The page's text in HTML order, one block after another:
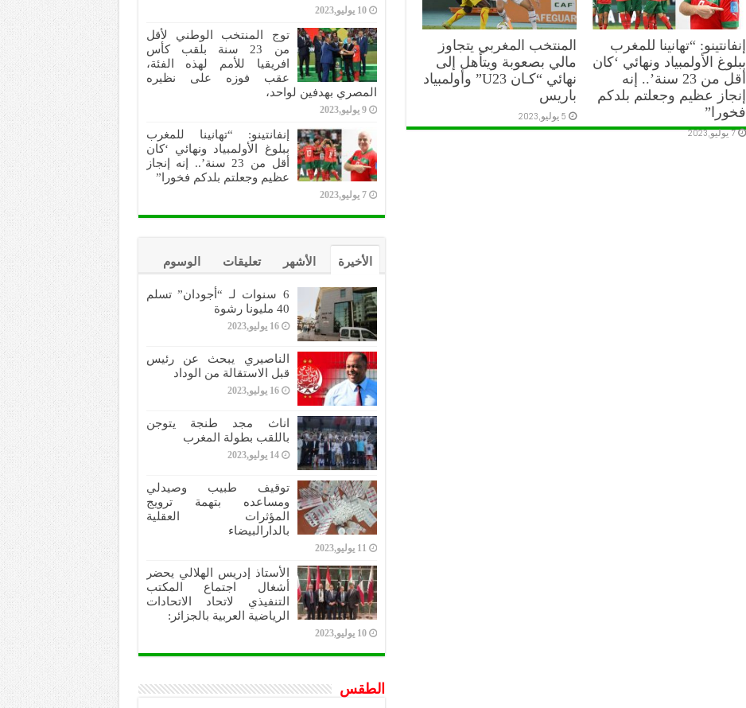
إنفانتينو: “تهانينا للمغرب
ببلوغ الأولمبياد ونهائي ‘كان
أقل من 23 سنة’.. إنه
إنجاز عظيم وجعلتم بلدكم
فخورا”
7 يوليو,2023
المنتخب المغربي يتجاوز
مالي بصعوبة ويتأهل إلى
نهائي “كـان U23” وأولمبياد
باريس
5 يوليو,2023
10 يوليو,2023
توج المنتخب الوطني لأقل
من 23 سنة بلقب كأس
افريقيا للأمم لهذه الفئة،
عقب فوزه على نظيره
المصري بهدفين لواحد،
9 يوليو,2023
إنفانتينو: “تهانينا للمغرب
ببلوغ الأولمبياد ونهائي ‘كان
أقل من 23 سنة’.. إنه إنجاز
عظيم وجعلتم بلدكم فخورا”
7 يوليو,2023
الأخيرة الأشهر تعليقات الوسوم
6 سنوات لـ “أجودان” تسلم
40 مليونا رشوة
16 يوليو,2023
الناصيري يبحث عن رئيس
قبل الاستقالة من الوداد
16 يوليو,2023
اناث مجد طنجة يتوجن
باللقب بطولة المغرب
14 يوليو,2023
توقيف طبيب وصيدلي
ومساعده بتهمة ترويج
المؤثرات العقلية
بالدارالبيضاء
11 يوليو,2023
الأستاذ إدريس الهلالي يحضر
أشغال اجتماع المكتب
التنفيذي لاتحاد الاتحادات
الرياضية العربية بالجزائر:
10 يوليو,2023
الطقس